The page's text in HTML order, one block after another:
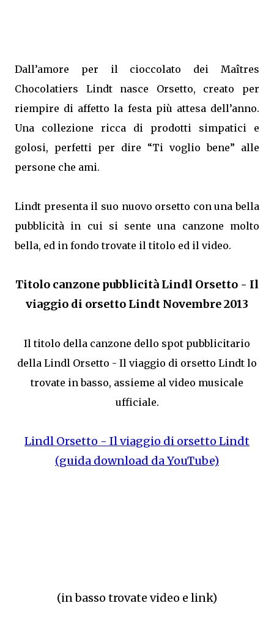
Dall’amore per il cioccolato dei Maîtres
Chocolatiers Lindt nasce Orsetto, creato per
riempire di affetto la festa più attesa dell’anno.
Una collezione ricca di prodotti simpatici e
golosi, perfetti per dire “Ti voglio bene” alle
persone che ami.
Lindt presenta il suo nuovo orsetto con una bella
pubblicità in cui si sente una canzone molto
bella, ed in fondo trovate il titolo ed il video.
Titolo canzone pubblicità Lindl Orsetto - Il
viaggio di orsetto Lindt Novembre 2013
Il titolo della canzone dello spot pubblicitario
della Lindl Orsetto - Il viaggio di orsetto Lindt lo
trovate in basso, assieme al video musicale
ufficiale.
Lindl Orsetto - Il viaggio di orsetto Lindt
(guida download da YouTube)
(in basso trovate video e link)